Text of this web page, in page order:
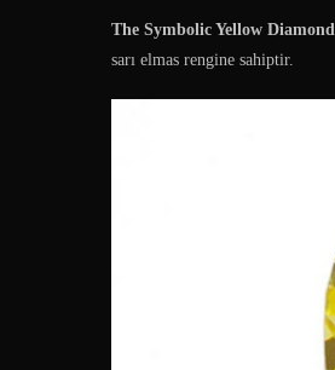
The Symbolic Yellow Diamond
sarı elmas rengine sahiptir.